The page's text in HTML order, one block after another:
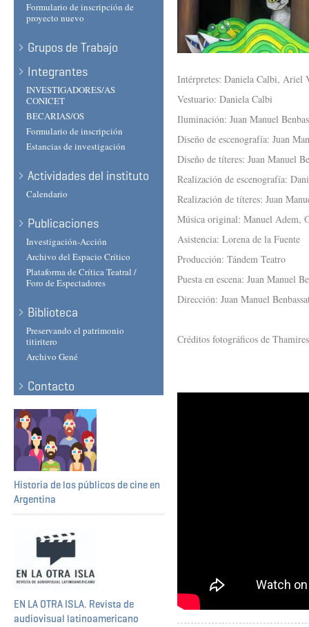
Formulario de inscripción de
proyecto nuevo
Grupos de Trabajo
Integrantes
INVESTIGADORES/AS
CONICET
BECARIAS/OS
Formulario de inscripción
Estancias de investigación
Actividades del instituto
Calendario
Publicaciones
Investigación-Acción
Archivo del Espacio Crítico
Plataforma de Crítica Teatral /
Foro de Espectadores
Biblioteca
Preservando el patrimonio
titiritero
Archivo Gené
Contacto
Historia de los públicos de cine en
Argentina
EN LA OTRA ISLA. Revista de
audiovisual latinoamericano
Intérpretes: Daniela Calbi, Ariel
Vestuario: Daniela Calbi
Iluminación: Juan Manuel
Diseño de escenografía: Juan
Diseño de títeres: Juan Manuel
Realización de escenografía:
Realización de títeres: Juan
Música original: Manuel Adem,
Asistencia: Lorena de la Fuente
Producción: Tándem Teatro
Puesta en escena: Juan Manuel
Dirección: Juan Manuel
Créditos fotográficos de